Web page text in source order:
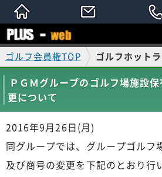
ゴルフ会員権TOP ゴルフホット
ＰＧＭグループのゴルフ場施設
更について
2016年9月26日(月)
同グループでは、グループゴルフ
及び商号の変更を下記のとおり行